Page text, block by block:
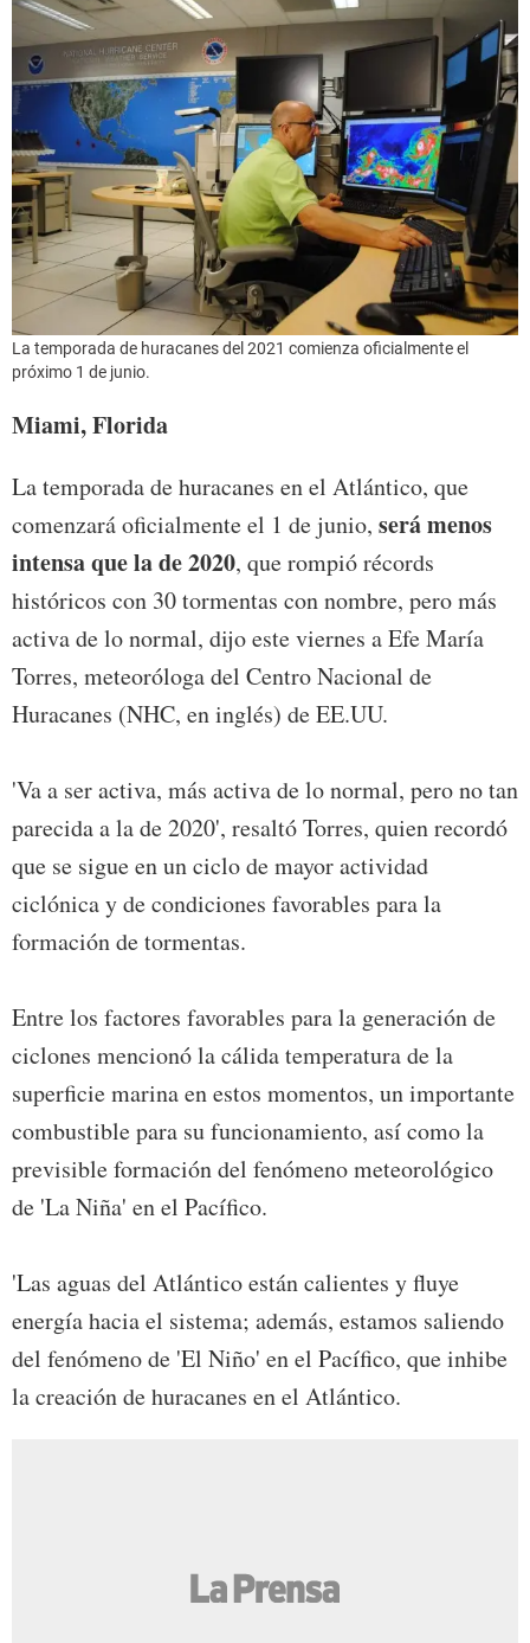
La temporada de huracanes del 2021 comienza oficialmente el
próximo 1 de junio.
Miami, Florida
La temporada de huracanes en el Atlántico, que
comenzará oficialmente el 1 de junio, será menos
intensa que la de 2020, que rompió récords
históricos con 30 tormentas con nombre, pero más
activa de lo normal, dijo este viernes a Efe María
Torres, meteoróloga del Centro Nacional de
Huracanes (NHC, en inglés) de EE.UU.
'Va a ser activa, más activa de lo normal, pero no tan
parecida a la de 2020', resaltó Torres, quien recordó
que se sigue en un ciclo de mayor actividad
ciclónica y de condiciones favorables para la
formación de tormentas.
Entre los factores favorables para la generación de
ciclones mencionó la cálida temperatura de la
superficie marina en estos momentos, un importante
combustible para su funcionamiento, así como la
previsible formación del fenómeno meteorológico
de 'La Niña' en el Pacífico.
'Las aguas del Atlántico están calientes y fluye
energía hacia el sistema; además, estamos saliendo
del fenómeno de 'El Niño' en el Pacífico, que inhibe
la creación de huracanes en el Atlántico.